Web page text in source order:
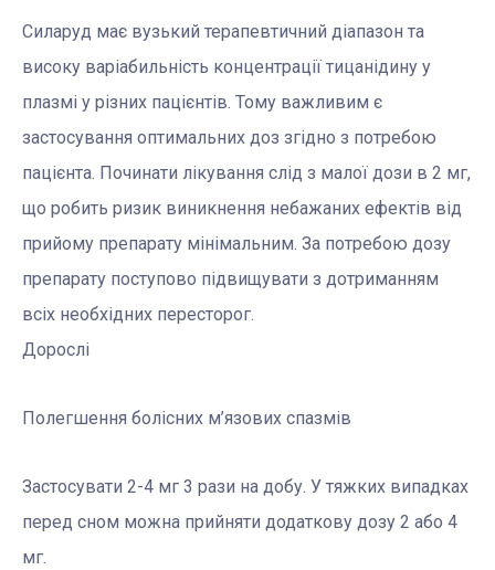
Силаруд має вузький терапевтичний діапазон та
високу варіабильність концентрації тицанідину у
плазмі у різних пацієнтів. Тому важливим є
застосування оптимальних доз згідно з потребою
пацієнта. Починати лікування слід з малої дози в 2 мг,
що робить ризик виникнення небажаних ефектів від
прийому препарату мінімальним. За потребою дозу
препарату поступово підвищувати з дотриманням
всіх необхідних пересторог.
Дорослі
Полегшення болісних м’язових спазмів
Застосувати 2-4 мг 3 рази на добу. У тяжких випадках
перед сном можна прийняти додаткову дозу 2 або 4
мг.